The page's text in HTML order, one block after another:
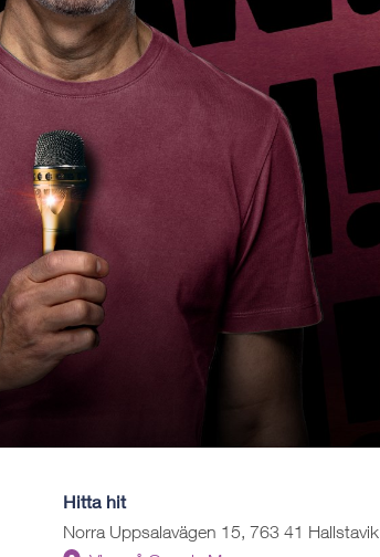
Hitta hit
Norra Uppsalavägen 15, 763 41 Hallstavik